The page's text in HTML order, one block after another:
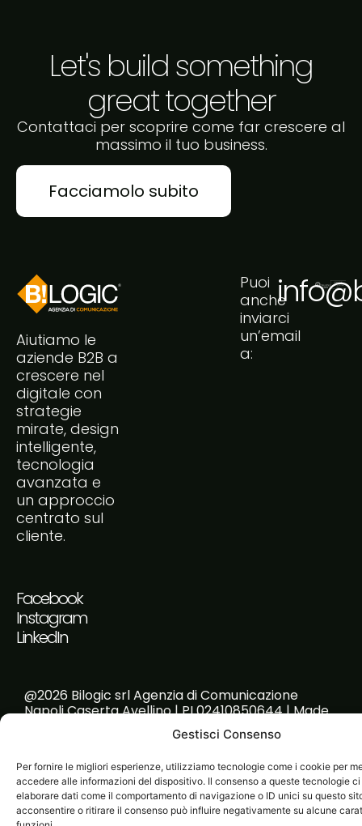
Gestisci Consenso
Per fornire le migliori esperienze, utilizziamo tecnologie come i cookie per
accedere alle informazioni del dispositivo. Il consenso a queste tecnologie
elaborare dati come il comportamento di navigazione o ID unici su questo
acconsentire o ritirare il consenso può influire negativamente su alcune
Let's build something
great together
Contattaci per scoprire come far crescere al
massimo il tuo business.
Facciamolo subito
Aiutiamo le
aziende B2B a
crescere nel
digitale con
strategie
mirate, design
intelligente,
tecnologia
avanzata e
un approccio
centrato sul
cliente.
Puoi
anche
inviarci
un’email
a:
Facebook
Instagram
LinkedIn
@2026 Bilogic srl Agenzia di Comunicazione
Napoli Caserta Avellino | PI 02410850644 | Made